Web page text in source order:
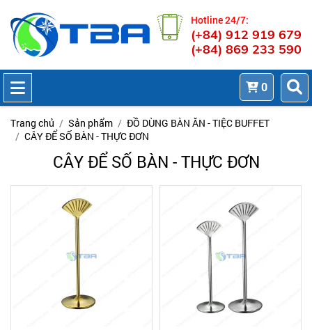
Hotline 24/7:
(+84) 912 919 679
(+84) 869 233 590
0
Trang chủ Sản phẩm
ĐỒ DÙNG BÀN ĂN - TIỆC BUFFET
CÂY ĐỂ SỐ BÀN - THỰC ĐƠN
CÂY ĐỂ SỐ BÀN - THỰC ĐƠN